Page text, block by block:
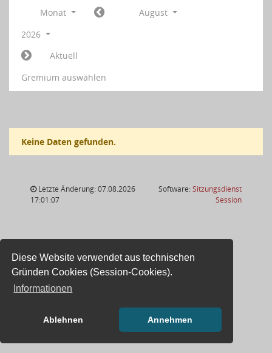
Diese Website verwendet aus technischen
Gründen Cookies (Session-Cookies).
Informationen
Ablehnen Annehmen
Monat
August
2026
Aktuell
Gremium auswählen
Keine Daten gefunden.
Letzte Änderung: 07.08.2026
17:01:07
Software:Sitzungsdienst
Session(Wird in